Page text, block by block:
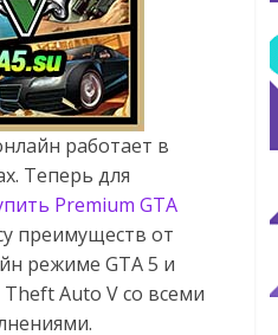
работает в
Теперь для
Premium GTA
преимуществ от
режиме GTA 5 и
Auto V со всеми